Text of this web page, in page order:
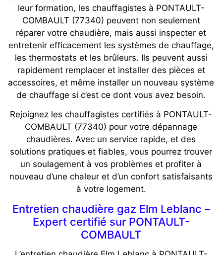
leur formation, les chauffagistes à PONTAULT-
COMBAULT (77340) peuvent non seulement
réparer votre chaudière, mais aussi inspecter et
entretenir efficacement les systèmes de chauffage,
les thermostats et les brûleurs. Ils peuvent aussi
rapidement remplacer et installer des pièces et
accessoires, et même installer un nouveau système
de chauffage si c’est ce dont vous avez besoin.
Rejoignez les chauffagistes certifiés à PONTAULT-
COMBAULT (77340) pour votre dépannage
chaudières. Avec un service rapide, et des
solutions pratiques et fiables, vous pourrez trouver
un soulagement à vos problèmes et profiter à
nouveau d’une chaleur et d’un confort satisfaisants
à votre logement.
Entretien chaudière gaz Elm Leblanc –
Expert certifié sur PONTAULT-
COMBAULT